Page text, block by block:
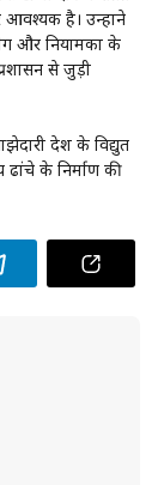
आवश्यक है। उन्होंने
और नियामकों के
से जुड़ी
देश के विद्युत
के निर्माण की